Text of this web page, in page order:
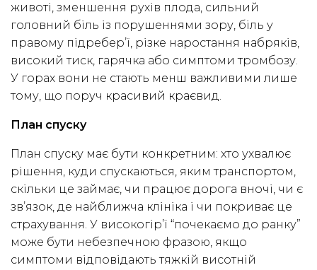
животі, зменшення рухів плода, сильний
головний біль із порушеннями зору, біль у
правому підребер’ї, різке наростання набряків,
високий тиск, гарячка або симптоми тромбозу.
У горах вони не стають менш важливими лише
тому, що поруч красивий краєвид.
План спуску
План спуску має бути конкретним: хто ухвалює
рішення, куди спускаються, яким транспортом,
скільки це займає, чи працює дорога вночі, чи є
зв’язок, де найближча клініка і чи покриває це
страхування. У високогір’ї “почекаємо до ранку”
може бути небезпечною фразою, якщо
симптоми відповідають тяжкій висотній